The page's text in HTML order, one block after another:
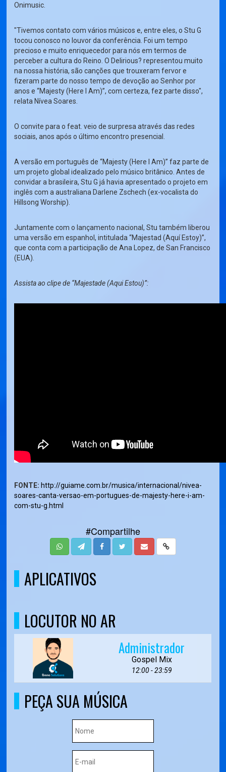
Onimusic.
"Tivemos contato com vários músicos e, entre eles, o Stu G
tocou conosco no louvor da conferência. Foi um tempo
precioso e muito enriquecedor para nós em termos de
perceber a cultura do Reino. O Delirious? representou muito
na nossa história, são canções que trouxeram fervor e
fizeram parte do nosso tempo de devoção ao Senhor por
anos e “Majesty (Here I Am)”, com certeza, fez parte disso",
relata Nívea Soares.
O convite para o feat. veio de surpresa através das redes
sociais, anos após o último encontro presencial.
A versão em português de “Majesty (Here I Am)” faz parte de
um projeto global idealizado pelo músico britânico. Antes de
convidar a brasileira, Stu G já havia apresentado o projeto em
inglês com a australiana Darlene Zschech (ex-vocalista do
Hillsong Worship).
Juntamente com o lançamento nacional, Stu também liberou
uma versão em espanhol, intitulada “Majestad (Aquí Estoy)”,
que conta com a participação de Ana Lopez, de San Francisco
(EUA).
Assista ao clipe de “Majestade (Aqui Estou)”:
FONTE: http://guiame.com.br/musica/internacional/nivea-
soares-canta-versao-em-portugues-de-majesty-here-i-am-
com-stu-g.html
#Compartilhe
APLICATIVOS
LOCUTOR NO AR
Administrador
Gospel Mix
12:00 - 23:59
PEÇA SUA MÚSICA